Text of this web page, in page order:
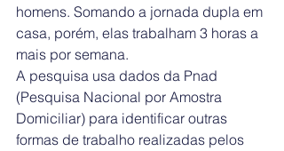
homens. Somando a jornada dupla em
casa, porém, elas trabalham 3 horas a
mais por semana.
A pesquisa usa dados da Pnad
(Pesquisa Nacional por Amostra
Domiciliar) para identificar outras
formas de trabalho realizadas pelos